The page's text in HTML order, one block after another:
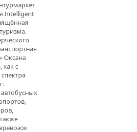
Intelligent
Оксана
как с